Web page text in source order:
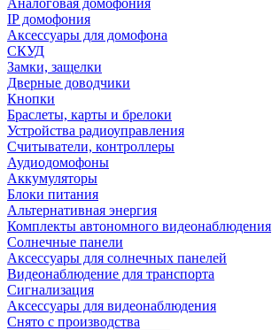
Аналоговая домофония
IP домофония
Аксессуары для домофона
СКУД
Замки, защелки
Дверные доводчики
Кнопки
Браслеты, карты и брелоки
Устройства радиоуправления
Считыватели, контроллеры
Аудиодомофоны
Аккумуляторы
Блоки питания
Альтернативная энергия
Комплекты автономного видеонаблюдения
Солнечные панели
Аксессуары для солнечных панелей
Видеонаблюдение для транспорта
Сигнализация
Аксессуары для видеонаблюдения
Снято с производства